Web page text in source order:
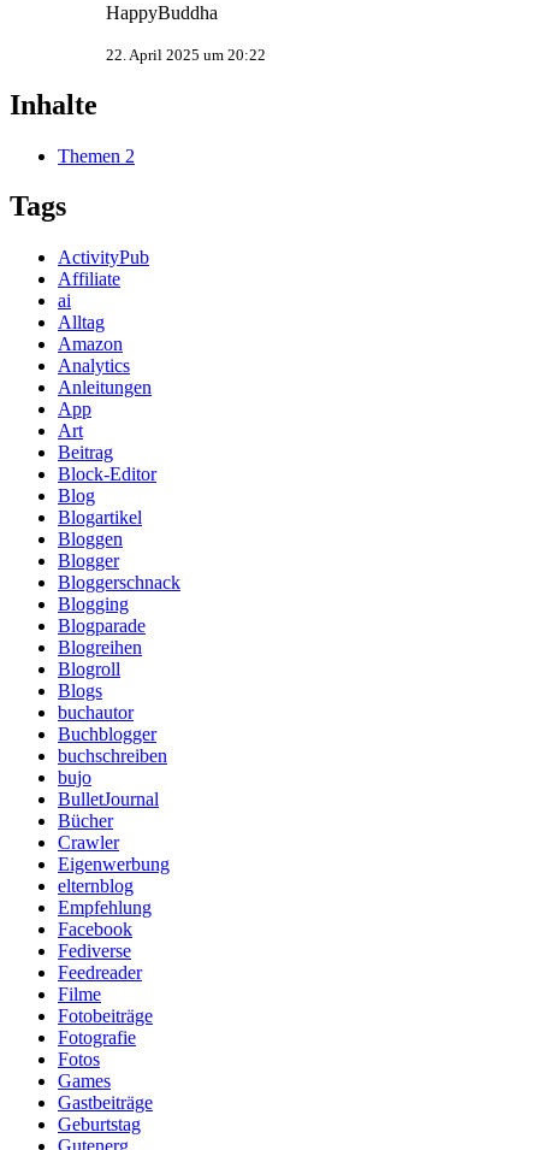
HappyBuddha
22. April 2025 um 20:22
Inhalte
Themen 2
Tags
ActivityPub
Affiliate
ai
Alltag
Amazon
Analytics
Anleitungen
App
Art
Beitrag
Block-Editor
Blog
Blogartikel
Bloggen
Blogger
Bloggerschnack
Blogging
Blogparade
Blogreihen
Blogroll
Blogs
buchautor
Buchblogger
buchschreiben
bujo
BulletJournal
Bücher
Crawler
Eigenwerbung
elternblog
Empfehlung
Facebook
Fediverse
Feedreader
Filme
Fotobeiträge
Fotografie
Fotos
Games
Gastbeiträge
Geburtstag